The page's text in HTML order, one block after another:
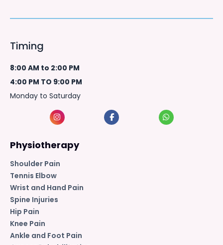
Timing
8:00 AM to 2:00 PM
4:00 PM TO 9:00 PM
Monday to Saturday
Physiotherapy
Shoulder Pain
Tennis Elbow
Wrist and Hand Pain
Spine Injuries
Hip Pain
Knee Pain
Ankle and Foot Pain